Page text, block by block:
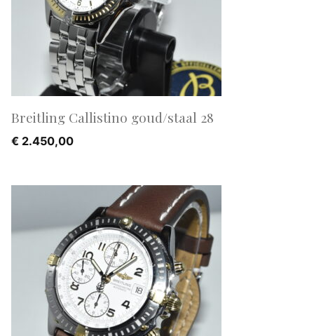
Breitling Callistino goud/staal 28
€ 2.450,00